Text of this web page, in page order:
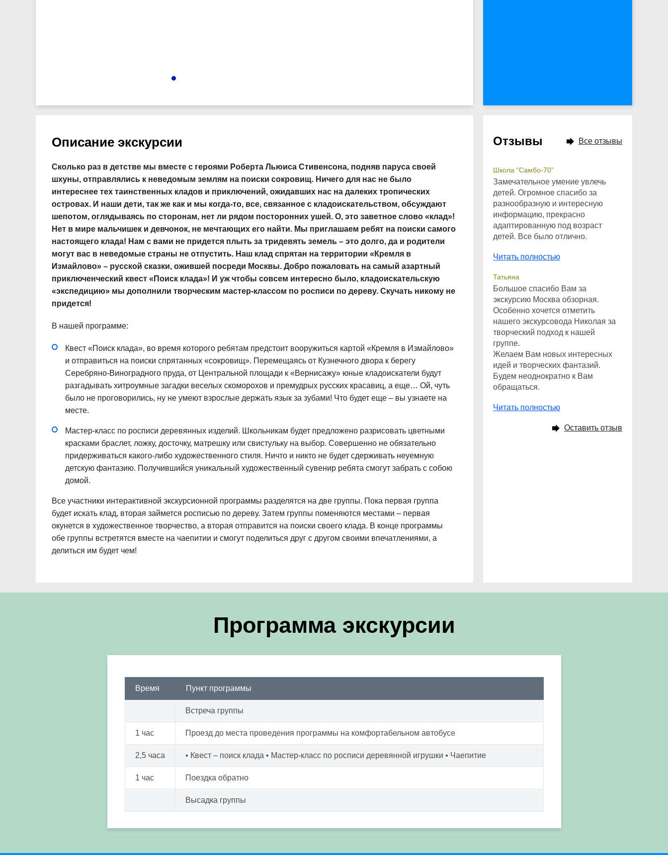
Описание экскурсии
Сколько раз в детстве мы вместе с героями Роберта Льюиса Стивенсона, подняв паруса своей
шхуны, отправлялись к неведомым землям на поиски сокровищ. Ничего для нас не было
интереснее тех таинственных кладов и приключений, ожидавших нас на далеких тропических
островах. И наши дети, так же как и мы когда-то, все, связанное с кладоискательством, обсуждают
шепотом, оглядываясь по сторонам, нет ли рядом посторонних ушей. О, это заветное слово «клад»!
Нет в мире мальчишек и девчонок, не мечтающих его найти. Мы приглашаем ребят на поиски самого
настоящего клада! Нам с вами не придется плыть за тридевять земель – это долго, да и родители
могут вас в неведомые страны не отпустить. Наш клад спрятан на территории «Кремля в
Измайлово» – русской сказки, ожившей посреди Москвы. Добро пожаловать на самый азартный
приключенческий квест «Поиск клада»! И уж чтобы совсем интересно было, кладоискательскую
«экспедицию» мы дополнили творческим мастер-классом по росписи по дереву. Скучать никому не
придется!
В нашей программе:
Квест «Поиск клада», во время которого ребятам предстоит вооружиться картой «Кремля в Измайлово»
и отправиться на поиски спрятанных «сокровищ». Перемещаясь от Кузнечного двора к берегу
Серебряно-Виноградного пруда, от Центральной площади к «Вернисажу» юные кладоискатели будут
разгадывать хитроумные загадки веселых скоморохов и премудрых русских красавиц, а еще… Ой, чуть
было не проговорились, ну не умеют взрослые держать язык за зубами! Что будет еще – вы узнаете на
месте.
Мастер-класс по росписи деревянных изделий. Школьникам будет предложено разрисовать цветными
красками браслет, ложку, досточку, матрешку или свистульку на выбор. Совершенно не обязательно
придерживаться какого-либо художественного стиля. Ничто и никто не будет сдерживать неуемную
детскую фантазию. Получившийся уникальный художественный сувенир ребята смогут забрать с собою
домой.
Все участники интерактивной экскурсионной программы разделятся на две группы. Пока первая группа
будет искать клад, вторая займется росписью по дереву. Затем группы поменяются местами – первая
окунется в художественное творчество, а вторая отправится на поиски своего клада. В конце программы
обе группы встретятся вместе на чаепитии и смогут поделиться друг с другом своими впечатлениями, а
делиться им будет чем!
Отзывы Все отзывы
Школа “Самбо-70”
Замечательное умение увлечь
детей. Огромное спасибо за
разнообразную и интересную
информацию, прекрасно
адаптированную под возраст
детей. Все было отлично.
Читать полностью
Татьяна
Большое спасибо Вам за
экскурсию Москва обзорная.
Особенно хочется отметить
нашего экскурсовода Николая за
творческий подход к нашей
группе.
Желаем Вам новых интересных
идей и творческих фантазий.
Будем неоднократно к Вам
обращаться.
Читать полностью
Оставить отзыв
Программа экскурсии
Время Пункт программы
Встреча группы
1 час Проезд до места проведения программы на комфортабельном автобусе
2,5 часа • Квест – поиск клада • Мастер-класс по росписи деревянной игрушки • Чаепитие
1 час Поездка обратно
Высадка группы